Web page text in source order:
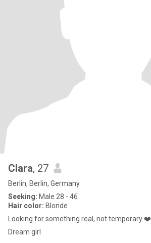
Clara, 27
Berlin, Berlin, Germany
Seeking: Male 28 - 46
Hair color: Blonde
Looking for something real, not temporary ❤️
Dream girl